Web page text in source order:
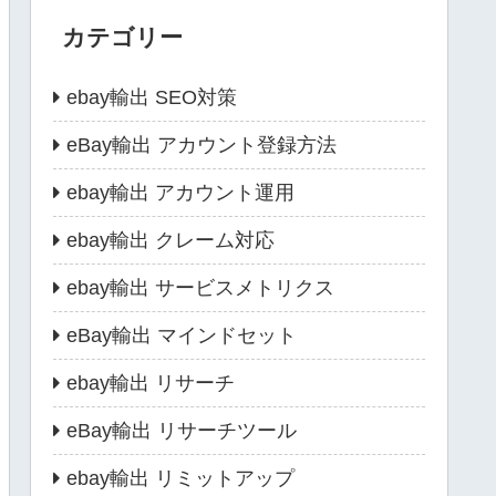
カテゴリー
ebay輸出 SEO対策
eBay輸出 アカウント登録方法
ebay輸出 アカウント運用
ebay輸出 クレーム対応
ebay輸出 サービスメトリクス
eBay輸出 マインドセット
ebay輸出 リサーチ
eBay輸出 リサーチツール
ebay輸出 リミットアップ